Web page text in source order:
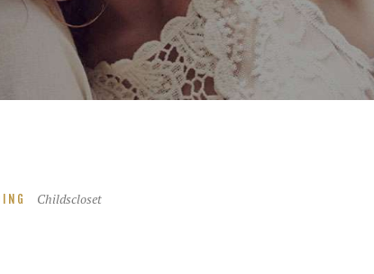
Childscloset